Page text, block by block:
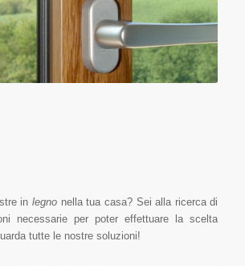
inlegno nella tua casa? Sei alla ricerca di
necessarie per poter effettuare la scelta
tutte le nostre soluzioni!